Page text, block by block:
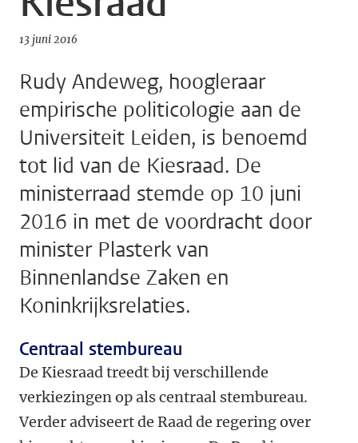
13 juni 2016
Rudy Andeweg, hoogleraar
empirische politicologie aan de
Universiteit Leiden, is benoemd
tot lid van de Kiesraad. De
ministerraad stemde op 10 juni
2016 in met de voordracht door
minister Plasterk van
Binnenlandse Zaken en
Koninkrijksrelaties.
Centraal stembureau
De Kiesraad treedt bij verschillende
verkiezingen op als centraal stembureau.
Verder adviseert de Raad de regering over